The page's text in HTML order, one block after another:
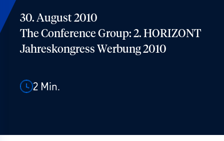
30. August 2010
The Conference Group: 2. HORIZONT
Jahreskongress Werbung 2010
2 Min.